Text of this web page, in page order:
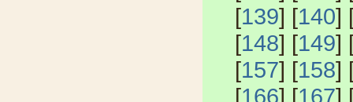
[139] [140]
[148] [149]
[157] [158]
[166] [167]